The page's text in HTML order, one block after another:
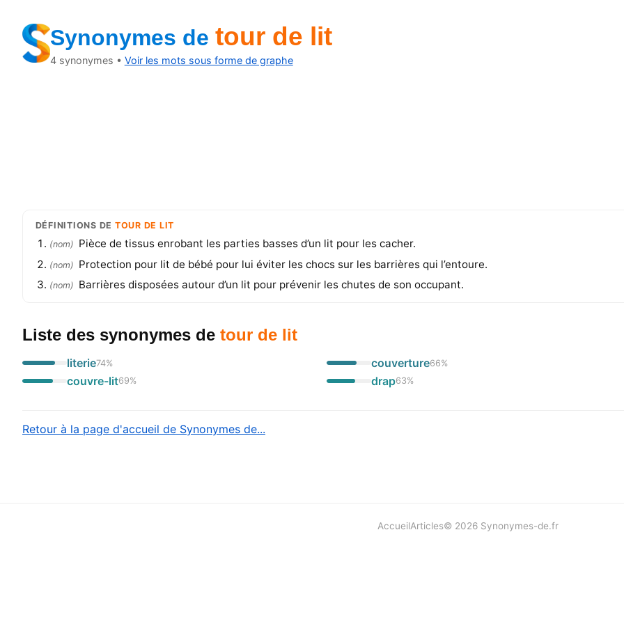
Synonymes de tour de lit
4synonymes • Voir les mots sous forme de graphe
DÉFINITIONS DE TOUR DE LIT
(nom) Pièce de tissus enrobant les parties basses d’un lit pour les cacher.
(nom) Protection pour lit de bébé pour lui éviter les chocs sur les barrières qui l’entoure.
(nom) Barrières disposées autour d’un lit pour prévenir les chutes de son occupant.
Liste des synonymes de tour de lit
literie74%
couvre-lit69%
couverture66%
drap63%
Retour à la page d'accueil de Synonymes de...
AccueilArticles© 2026 Synonymes-de.fr